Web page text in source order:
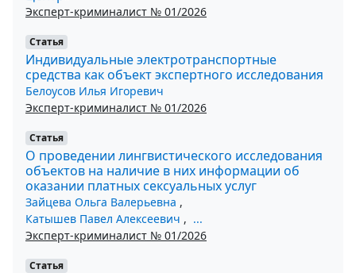
Эксперт-криминалист № 01/2026
Статья
Индивидуальные электротранспортные
средства как объект экспертного исследования
Белоусов Илья Игоревич
Эксперт-криминалист № 01/2026
Статья
О проведении лингвистического исследования
объектов на наличие в них информации об
оказании платных сексуальных услуг
Зайцева Ольга Валерьевна ,
Катышев Павел Алексеевич , ...
Эксперт-криминалист № 01/2026
Статья